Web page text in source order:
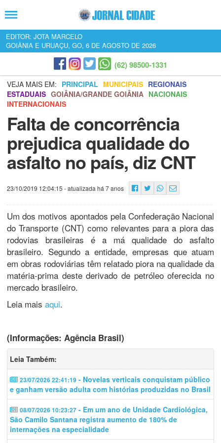
EDITOR: JOTA MARCELO
GOIÂNIA E URUAÇU, GO, 6 DE AGOSTO DE 2026
(62) 98500-1331
VEJA MAIS EM: PRINCIPAL MUNICIPAIS REGIONAIS
ESTADUAIS GOIÂNIA/GRANDE GOIÂNIA NACIONAIS
INTERNACIONAIS
Falta de concorrência
prejudica qualidade do
asfalto no país, diz CNT
23/10/2019 12:04:15 - atualizada há 7 anos
Um dos motivos apontados pela Confederação Nacional
do Transporte (CNT) como relevantes para a piora das
rodovias brasileiras é a má qualidade do asfalto
brasileiro. Segundo a entidade, empresas que atuam
em obras rodoviárias têm relatado piora na qualidade da
matéria-prima deste derivado de petróleo oferecida no
mercado brasileiro.
Leia mais aqui.
(Informações: Agência Brasil)
Leia Também:
23/07/2026 22:41:19 - Novelas verticais conquistam público
e ganham versão adulta com histórias produzidas no Brasil
08/07/2026 10:23:27 - Em um ano de Unidade Cardiológica,
São Camilo Santana registra aumento de 180% de
internações na especialidade